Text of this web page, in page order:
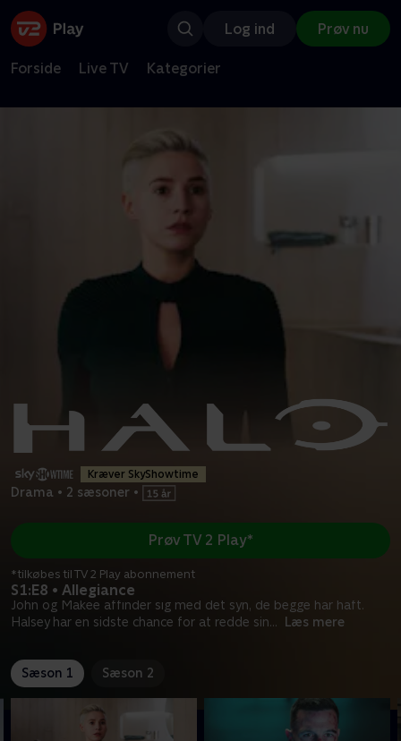
Log ind Prøv nu
Forside Live TV Kategorier
Kræver SkyShowtime
Drama • 2 sæsoner •
S1:E8 • Allegiance
John og Makee affinder sig med det syn, de begge har haft.
Halsey har en sidste chance for at redde sin... Læs mere
Prøv TV 2 Play*
*tilkøbes til TV 2 Play abonnement
Sæson 1 Sæson 2